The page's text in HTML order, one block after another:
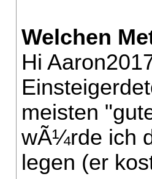
Welchen
Hi
meisten
wÃ¼rde ich
legen (er